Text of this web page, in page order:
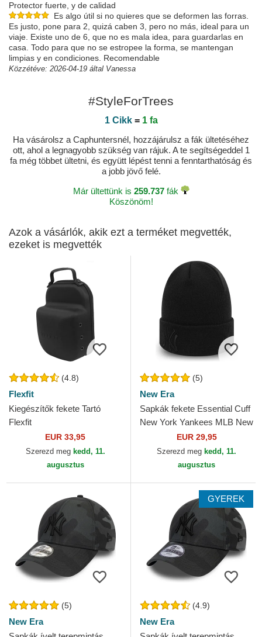
Protector fuerte, y de calidad
Es algo útil si no quieres que se deformen las forras.
Es justo, pone para 2, quizá caben 3, pero no más, ideal para un
viaje. Existe uno de 6, que no es mala idea, para guardarlas en
casa. Todo para que no se estropee la forma, se mantengan
limpias y en condiciones. Recomendable
Közzétéve: 2026-04-19 által Vanessa
#StyleForTrees
1 Cikk= 1 fa
Ha vásárolsz a Caphuntersnél, hozzájárulsz a fák ültetéséhez
ott, ahol a legnagyobb szükség van rájuk. A te segítségeddel 1
fa még többet ültetni, és együtt lépést tenni a fenntarthatóság és
a jobb jövő felé.
Már ültettünk is 259.737fák
Köszönöm!
Azok a vásárlók, akik ezt a terméket megvették,
ezeket is megvették
(4.8)
Flexfit
Kiegészítők fekete Tartó
Flexfit
EUR 33,95
Szerezd meg kedd, 11.
augusztus
(5)
New Era
Sapkák fekete Essential Cuff
New York Yankees MLB New
EUR 29,95
Szerezd meg kedd, 11.
augusztus
(5)
New Era
GYEREK
(4.9)
New Era